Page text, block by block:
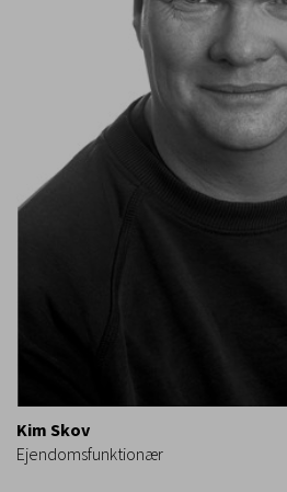
Kim Skov
Ejendomsfunktionær